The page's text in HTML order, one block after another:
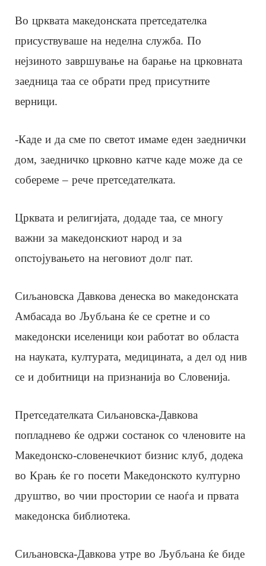
Во црквата македонската претседателка
присуствуваше на неделна служба. По
нејзиното завршување на барање на црковната
заедница таа се обрати пред присутните
верници.
-Каде и да сме по светот имаме еден заеднички
дом, заедничко црковно катче каде може да се
собереме – рече претседателката.
Црквата и религијата, додаде таа, се многу
важни за македонскиот народ и за
опстојувањето на неговиот долг пат.
Сиљановска Давкова денеска во македонската
Амбасада во Љубљана ќе се сретне и со
македонски иселеници кои работат во областа
на науката, културата, медицината, а дел од нив
се и добитници на признанија во Словенија.
Претседателката Сиљановска-Давкова
попладнево ќе одржи состанок со членовите на
Македонско-словенечкиот бизнис клуб, додека
во Крањ ќе го посети Македонското културно
друштво, во чии простории се наоѓа и првата
македонска библиотека.
Сиљановска-Давкова утре во Љубљана ќе биде